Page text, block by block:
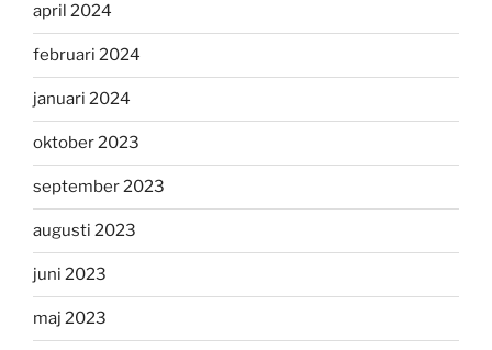
april 2024
februari 2024
januari 2024
oktober 2023
september 2023
augusti 2023
juni 2023
maj 2023